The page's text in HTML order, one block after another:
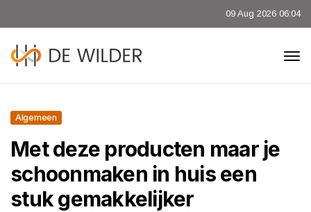
09 Aug 2026 06:04
Algemeen
Met deze producten maar je
schoonmaken in huis een
stuk gemakkelijker